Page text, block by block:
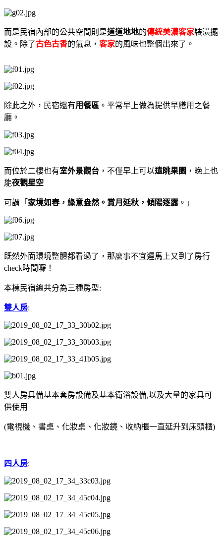
而是民宿內部的公共空間則是道道地地的傳統美濃客家裝潢擺
設。 除了古色古香的氣息， 客家的風味也整個出來了。
除此之外，民宿還有用餐區 。平常早上做為提供早膳用之餐
廳。
而位於二樓也有室外景觀台 ，不僅早上可以遠眺果園 ，晚上也
能夜觀星空
可謂「 家境如春，綠意盎然。賞月延秋，傾陽逐露。」
既然外面環境整體都看過了，那麼事不宜遲馬上又到了房行
check時間囉！
本棟民宿總共分為三種房型:
雙人房:
雙人房具備基本套房設備及基本衛浴設備,以及大量的家具可
供使用
(電視機、書桌、化妝桌、化妝鏡、收納櫃一直延升到床頭櫃)
四人房: